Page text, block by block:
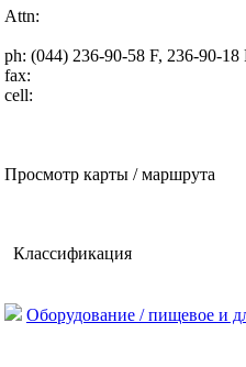
Attn:
ph: (044) 236-90-58 F, 236-90-18
fax:
cell:
Просмотр карты / маршрута
Классификация
Оборудование / пищевое и